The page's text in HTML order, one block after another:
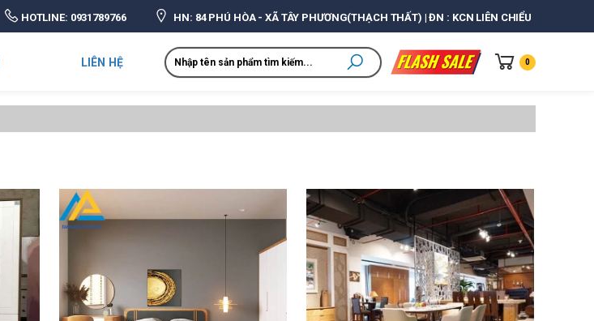
HOTLINE: 0931789766 HN: 84 PHÚ HÒA - XÃ TÂY PHƯƠNG(THẠCH THẤT) | ĐN : KCN LIÊN CHIỂU
LIÊN HỆ
Search
0